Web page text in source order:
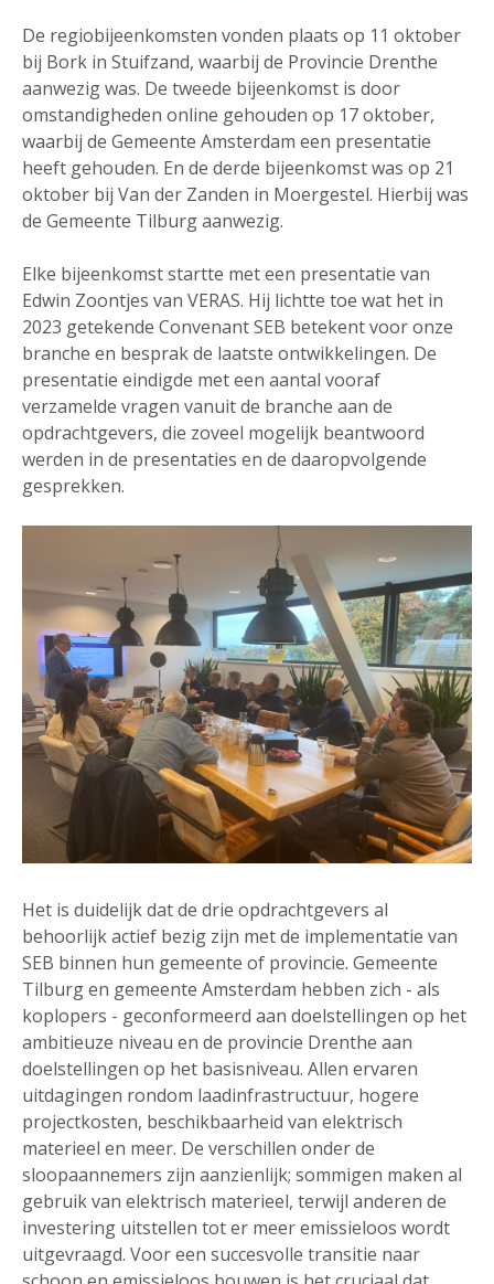
De regiobijeenkomsten vonden plaats op 11 oktober
bij Bork in Stuifzand, waarbij de Provincie Drenthe
aanwezig was. De tweede bijeenkomst is door
omstandigheden online gehouden op 17 oktober,
waarbij de Gemeente Amsterdam een presentatie
heeft gehouden. En de derde bijeenkomst was op 21
oktober bij Van der Zanden in Moergestel. Hierbij was
de Gemeente Tilburg aanwezig.
Elke bijeenkomst startte met een presentatie van
Edwin Zoontjes van VERAS. Hij lichtte toe wat het in
2023 getekende Convenant SEB betekent voor onze
branche en besprak de laatste ontwikkelingen. De
presentatie eindigde met een aantal vooraf
verzamelde vragen vanuit de branche aan de
opdrachtgevers, die zoveel mogelijk beantwoord
werden in de presentaties en de daaropvolgende
gesprekken.
Het is duidelijk dat de drie opdrachtgevers al
behoorlijk actief bezig zijn met de implementatie van
SEB binnen hun gemeente of provincie. Gemeente
Tilburg en gemeente Amsterdam hebben zich - als
koplopers - geconformeerd aan doelstellingen op het
ambitieuze niveau en de provincie Drenthe aan
doelstellingen op het basisniveau. Allen ervaren
uitdagingen rondom laadinfrastructuur, hogere
projectkosten, beschikbaarheid van elektrisch
materieel en meer. De verschillen onder de
sloopaannemers zijn aanzienlijk; sommigen maken al
gebruik van elektrisch materieel, terwijl anderen de
investering uitstellen tot er meer emissieloos wordt
uitgevraagd. Voor een succesvolle transitie naar